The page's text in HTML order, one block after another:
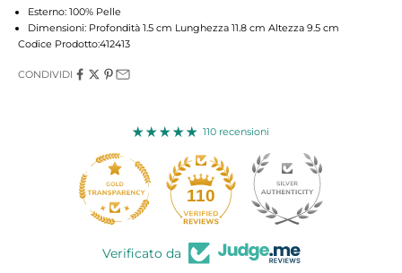
Esterno: 100% Pelle
Dimensioni: Profondità 1.5 cm Lunghezza 11.8 cm Altezza 9.5 cm
Codice Prodotto:412413
CONDIVIDI
110 recensioni
110
Verificato da